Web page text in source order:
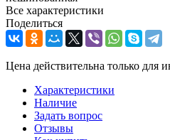
Все характеристики
Поделиться
Цена действительна только для
Характеристики
Наличие
Задать вопрос
Отзывы